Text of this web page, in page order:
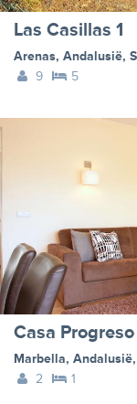
Las Casillas 1
Arenas, Andalusië,
9
5
Casa
Marbella, Andalusië,
2
1